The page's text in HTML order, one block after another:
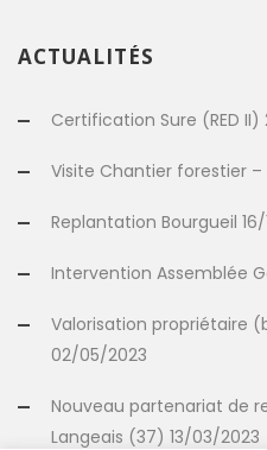
ACTUALITÉS
Certification Sure (RED
Visite Chantier forestier
Replantation Bourgueil
Intervention Assemblée
Valorisation propriétaire
02/05/2023
Nouveau partenariat de
Langeais (37) 13/03/2023